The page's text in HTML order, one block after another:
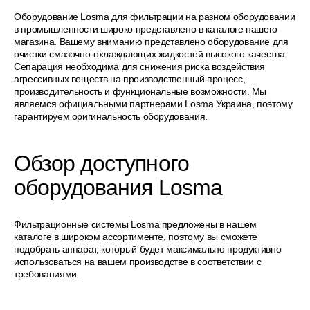
Оборудование Losma для фильтрации на разном оборудовании
в промышленности широко представлено в каталоге нашего
магазина. Вашему вниманию представлено оборудование для
очистки смазочно-охлаждающих жидкостей высокого качества.
Сепарация необходима для снижения риска воздействия
агрессивных веществ на производственный процесс,
производительность и функциональные возможности. Мы
являемся официальными партнерами Losma Украина, поэтому
гарантируем оригинальность оборудования.
Обзор доступного
оборудования Losma
Фильтрационные системы Losma предложены в нашем
каталоге в широком ассортименте, поэтому вы сможете
подобрать аппарат, который будет максимально продуктивно
использоваться на вашем производстве в соответствии с
требованиями.